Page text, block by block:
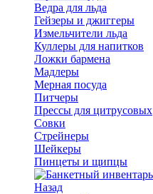
Ведра для льда
Гейзеры и джиггеры
Измельчители льда
Куллеры для напитков
Ложки бармена
Мадлеры
Мерная посуда
Питчеры
Прессы для цитрусовых
Совки
Стрейнеры
Шейкеры
Пинцеты и щипцы
Назад